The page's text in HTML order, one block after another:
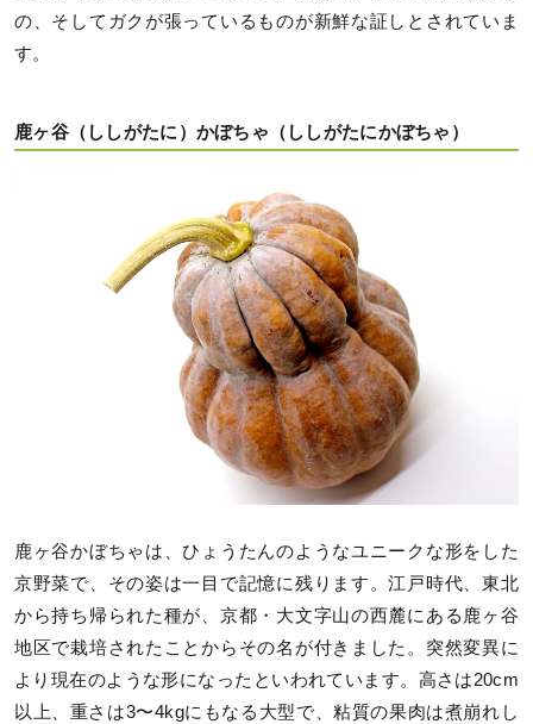
の、そしてガクが張っているものが新鮮な証しとされていま
す。
鹿ヶ谷（ししがたに）かぼちゃ（ししがたにかぼちゃ）
鹿ヶ谷かぼちゃは、ひょうたんのようなユニークな形をした
京野菜で、その姿は一目で記憶に残ります。江戸時代、東北
から持ち帰られた種が、京都・大文字山の西麓にある鹿ヶ谷
地区で栽培されたことからその名が付きました。突然変異に
より現在のような形になったといわれています。高さは20cm
以上、重さは3〜4kgにもなる大型で、粘質の果肉は煮崩れし